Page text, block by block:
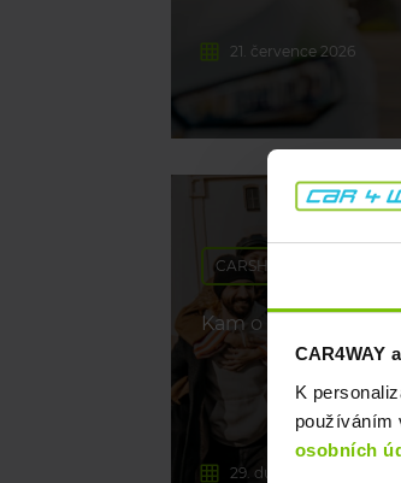
CAR4WAY
K
používáním
osobních
21. července 2026
CARSHARING
Kam o
29. dubna 2026